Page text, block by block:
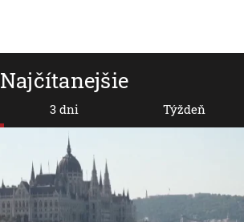
Najčítanejšie
3 dni Týždeň